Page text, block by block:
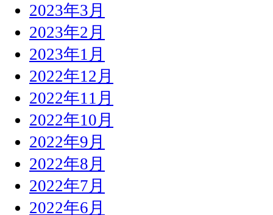
2023年3月
2023年2月
2023年1月
2022年12月
2022年11月
2022年10月
2022年9月
2022年8月
2022年7月
2022年6月